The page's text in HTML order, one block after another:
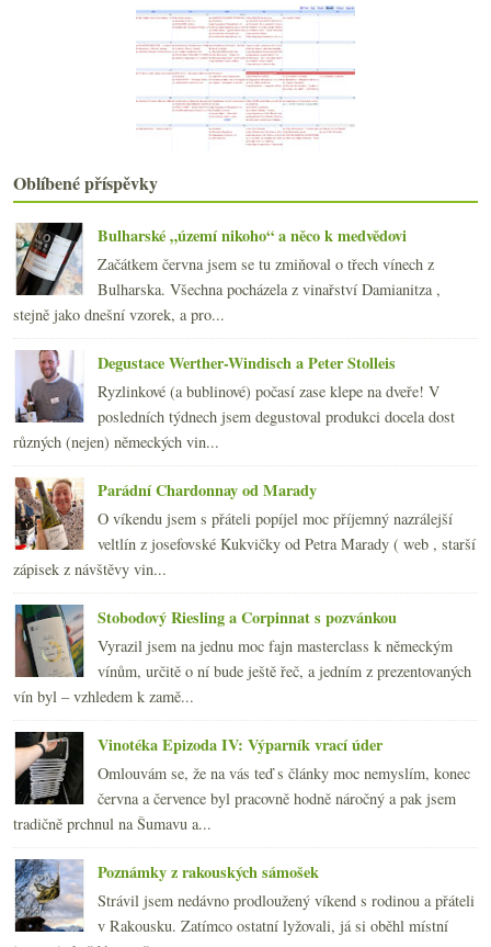
Kermit Lynch na dobrodružné vinné stezce
Fotosoutěž – sklenka vína v hlavní roli
Vilavin a dvě „burgundy“ od Novosedel
Podomní prodej vína aneb degustace v kanceláři
Nejstarší vinařství, nový Salon vín a vyhledávání
Parádní červené z pozemku číslo 43
Asijská bokovka a napodobení dokonalé svačiny
Zweigelt a další pochoutky od Holzapfelů
Výsledky ankety „Šampaňské, sekty a jiná šumivá ví...
Zrychlená historie whisky v Japonsku
Zklamání z Vieux Robin Bois de Lunier
3x Ryzlink – z Alsaska, Moravy i od Rýna
Víno a tvar lahve & nové designové přírůstky
Silvestrovské degustační poznámky
►2010(249)
►2009(249)
►2008(270)
►2007(108)
Oblíbené příspěvky
Bulharské „území nikoho“ a něco k medvědovi
Začátkem června jsem se tu zmiňoval o třech vínech z
Bulharska. Všechna pocházela z vinařství Damianitza ,
stejně jako dnešní vzorek, a pro...
Degustace Werther-Windisch a Peter Stolleis
Ryzlinkové (a bublinové) počasí zase klepe na dveře! V
posledních týdnech jsem degustoval produkci docela dost
různých (nejen) německých vin...
Parádní Chardonnay od Marady
O víkendu jsem s přáteli popíjel moc příjemný nazrálejší
veltlín z josefovské Kukvičky od Petra Marady ( web , starší
zápisek z návštěvy vin...
Stobodový Riesling a Corpinnat s pozvánkou
Vyrazil jsem na jednu moc fajn masterclass k německým
vínům, určitě o ní bude ještě řeč, a jedním z prezentovaných
vín byl – vzhledem k zamě...
Vinotéka Epizoda IV: Výparník vrací úder
Omlouvám se, že na vás teď s články moc nemyslím, konec
června a července byl pracovně hodně náročný a pak jsem
tradičně prchnul na Šumavu a...
Poznámky z rakouských sámošek
Strávil jsem nedávno prodloužený víkend s rodinou a přáteli
v Rakousku. Zatímco ostatní lyžovali, já si oběhl místní